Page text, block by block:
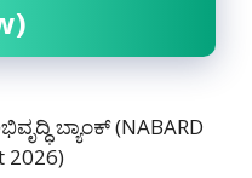
ಬ್ಯಾಂಕ್ (NABARD
2026)